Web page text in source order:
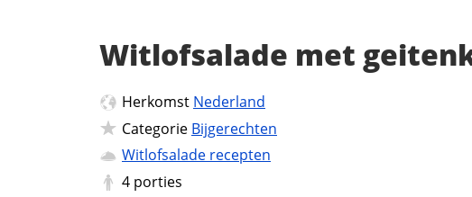
Witlofsalade met
Herkomst Nederland
Categorie Bijgerechten
Witlofsalade recepten
4 porties